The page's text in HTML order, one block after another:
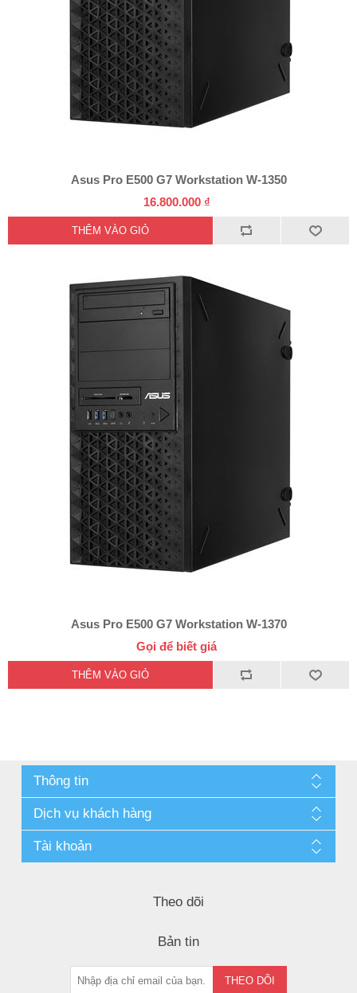
Asus Pro E500 G7 Workstation W-1350
16.800.000 ₫
Asus Pro E500 G7 Workstation W-1370
Gọi để biết giá
Thông tin
Dịch vụ khách hàng
Tài khoản
Theo dõi
Bản tin